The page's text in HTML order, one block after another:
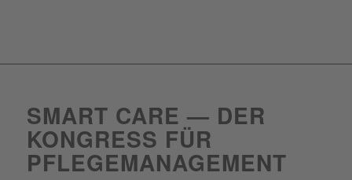
SMART CARE — DER
KONGRESS FÜR
PFLEGEMANAGEMENT